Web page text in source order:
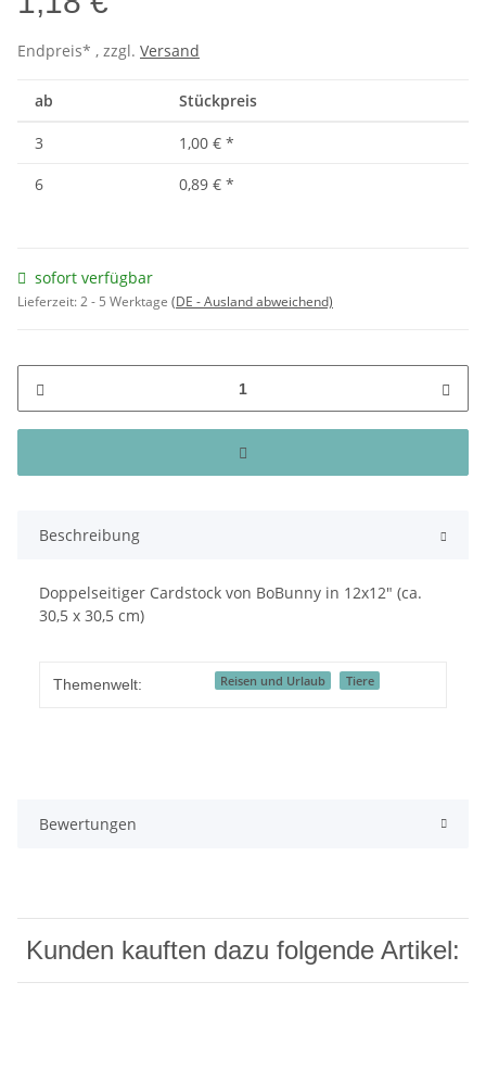
Endpreis* , zzgl. Versand
ab Stückpreis
3 1,00 € *
6
0,89 € *
sofort verfügbar
Lieferzeit:2 - 5 Werktage (DE - Ausland abweichend)
Beschreibung
Doppelseitiger Cardstock von BoBunny in 12x12" (ca.
30,5 x 30,5 cm)
Themenwelt: Reisen und Urlaub Tiere
Bewertungen
Kunden kauften dazu folgende Artikel: